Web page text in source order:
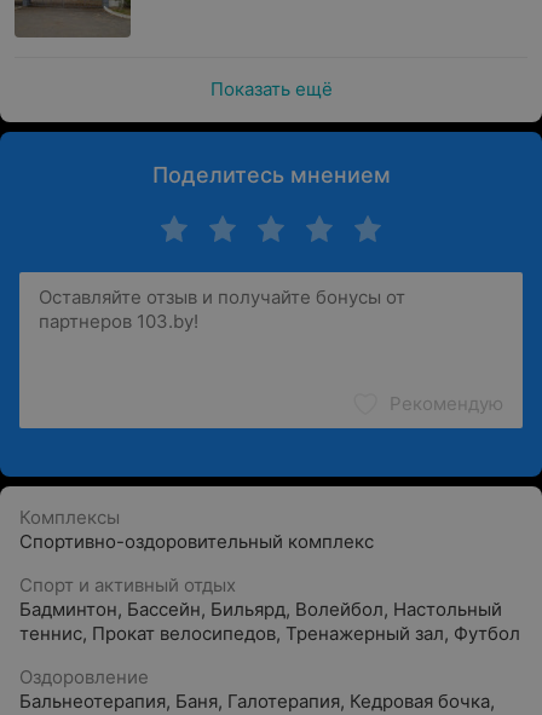
Показать ещё
Поделитесь мнением
Рекомендую
Комплексы
Спортивно-оздоровительный комплекс
Спорт и активный отдых
Бадминтон, Бассейн, Бильярд, Волейбол, Настольный
теннис, Прокат велосипедов, Тренажерный зал, Футбол
Оздоровление
Бальнеотерапия, Баня, Галотерапия, Кедровая бочка,